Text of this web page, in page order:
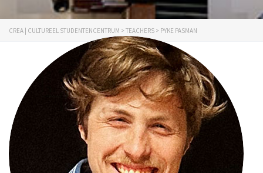
CREA | CULTUREEL STUDENTENCENTRUM > TEACHERS > PYKE PASMAN